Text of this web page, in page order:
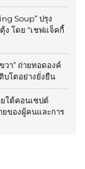
Soup” ปรุง
โดย “เชฟแจ็คกี้
วา” ถ่ายทอดองค์
บโตอย่างยั่งยืน
ใต้คอนเซปต์
ของผู้คนและการ